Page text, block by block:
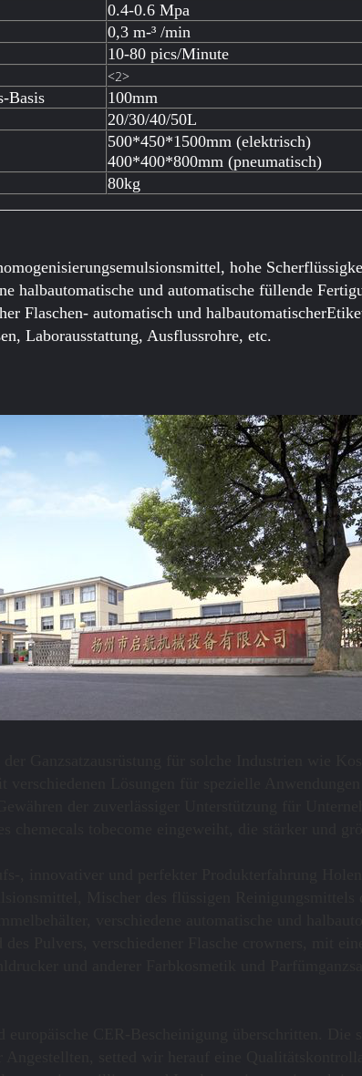
0.4-0.6 Mpa
0,3 m-³ /min
10-80 pics/Minute
<2>
Basis
100mm
20/30/40/50L
500*450*1500mm (elektrisch)
400*400*800mm (pneumatisch)
80kg
hohe
halbautomatische und automatische füllende
Flaschen- automatisch und
Laborausstattung, Ausflussrohre, etc.